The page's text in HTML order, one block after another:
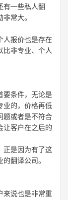
有一些私人翻
常大。
人报价也是存在
比非专业、个人
要条件，无论是
业的，价格再低
题或者是不符合
让客户在之后的
正是因为有了这
翻译公司。
来说也是非常重